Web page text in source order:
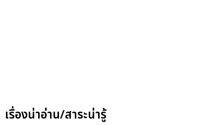
เรื่องน่าอ่าน/สาระน่ารู้